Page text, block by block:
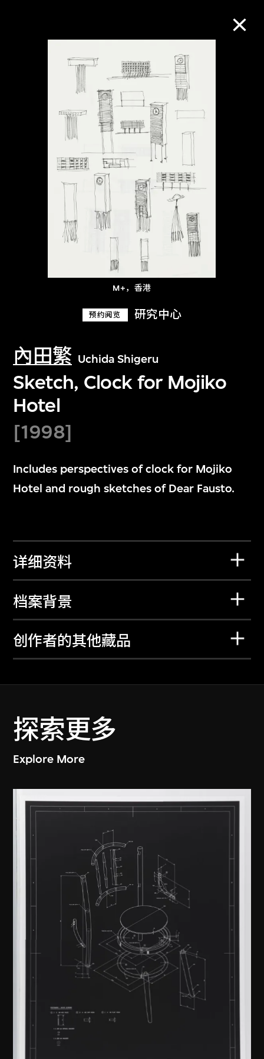
M+，香港
预约阅览 研究中心
內田繁 Uchida Shigeru
Sketch, Clock for Mojiko
Hotel
[1998]
Includes perspectives of clock for Mojiko
Hotel and rough sketches of Dear Fausto.
详细资料
档案背景
创作者的其他藏品
探索更多
Explore More
M+藏品
进一步筛选
关于M+藏品
探索世界顶级的二十及二十一世纪视觉
文化藏品。